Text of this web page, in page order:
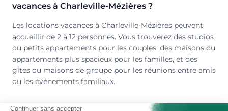
vacances à Charleville-Mézières ?
Les locations vacances à Charleville-Mézières peuvent
accueillir de 2 à 12 personnes. Vous trouverez des studios
ou petits appartements pour les couples, des maisons ou
appartements plus spacieux pour les familles, et des
gîtes ou maisons de groupe pour les réunions entre amis
ou les événements familiaux.